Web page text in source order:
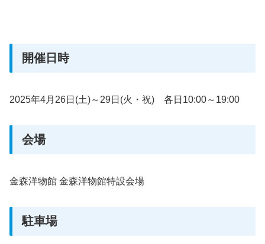
開催日時
2025年4月26日(土)～29日(火・祝) 各日10:00～19:00
会場
金森洋物館 金森洋物館特設会場
駐車場